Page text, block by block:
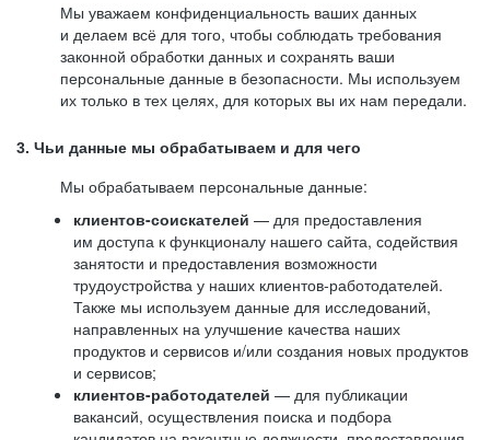
Мы уважаем конфиденциальность ваших данных
и делаем всё для того, чтобы соблюдать требования
законной обработки данных и сохранять ваши
персональные данные в безопасности. Мы используем
их только в тех целях, для которых вы их нам передали.
3. Чьи данные мы обрабатываем и для чего
Мы обрабатываем персональные данные:
клиентов-соискателей — для предоставления
им доступа к функционалу нашего сайта, содействия
занятости и предоставления возможности
трудоустройства у наших клиентов-работодателей.
Также мы используем данные для исследований,
направленных на улучшение качества наших
продуктов и сервисов и/или создания новых продуктов
и сервисов;
клиентов-работодателей — для публикации
вакансий, осуществления поиска и подбора